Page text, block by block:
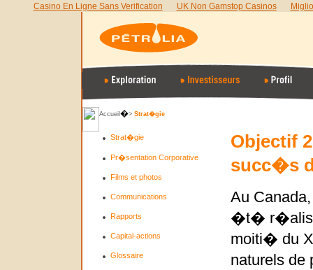
Casino En Ligne Sans Verification UK Non Gamstop Casinos
Accueil�> Strat�gie
Strat�gie
Pr�sentation Corporative
Films et photos
Communications
Rapports
Capital-actions
Glossaire
Objectif
succ�s
Au
�t�
moiti� du
naturels de